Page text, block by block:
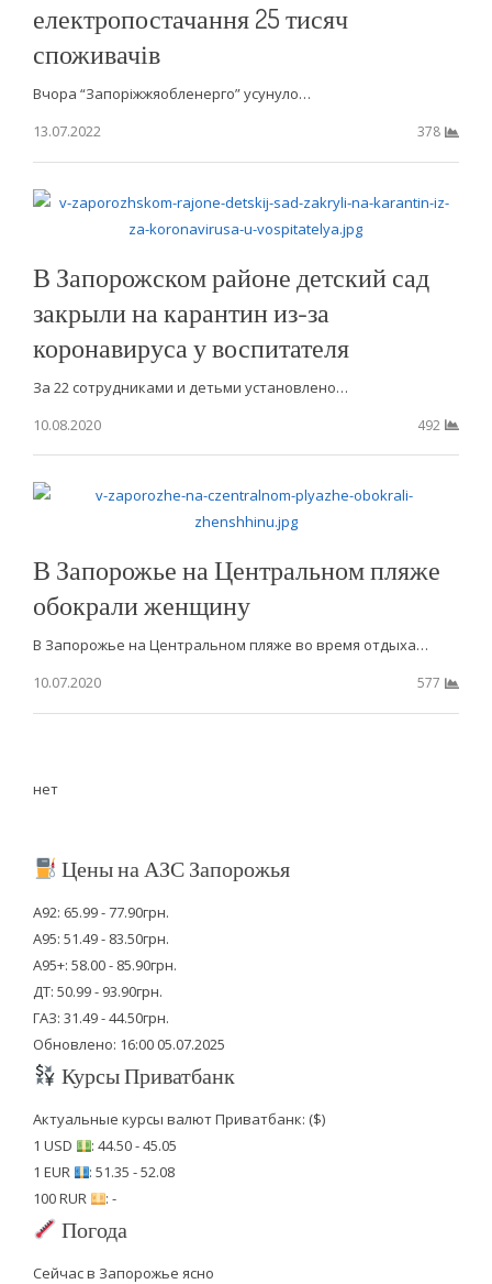
електропостачання 25 тисяч
споживачів
Вчора “Запоріжжяобленерго” усунуло…
13.07.2022
378
В Запорожском районе детский сад
закрыли на карантин из-за
коронавируса у воспитателя
За 22 сотрудниками и детьми установлено…
10.08.2020
492
В Запорожье на Центральном пляже
обокрали женщину
В Запорожье на Центральном пляже во время отдыха…
10.07.2020
577
нет
Цены на АЗС Запорожья
А92: 65.99 - 77.90грн.
А95: 51.49 - 83.50грн.
А95+: 58.00 - 85.90грн.
ДТ: 50.99 - 93.90грн.
ГАЗ: 31.49 - 44.50грн.
Обновлено: 16:00 05.07.2025
Курсы Приватбанк
Актуальные курсы валют Приватбанк: ($)
1 USD
: 44.50 - 45.05
1 EUR
: 51.35 - 52.08
100 RUR
: -
Погода
Сейчас в Запорожье ясно